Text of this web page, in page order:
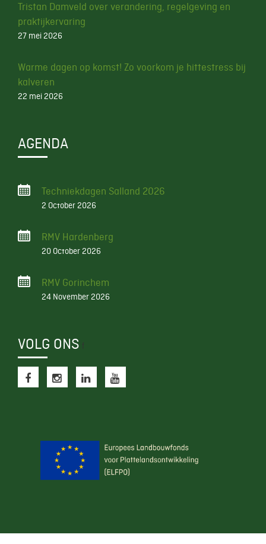
Tristan Damveld over verandering, regelgeving en
praktijkervaring
27 mei 2026
Warme dagen op komst! Zo voorkom je hittestress bij
kalveren
22 mei 2026
AGENDA
Techniekdagen Salland 2026
2 October 2026
RMV Hardenberg
20 October 2026
RMV Gorinchem
24 November 2026
VOLG ONS f